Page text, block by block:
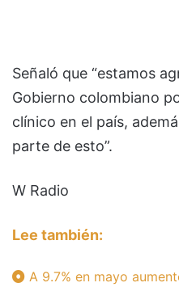
Señaló que “estamos
Gobierno colombiano
clínico en el país,
parte de esto”.
W Radio
Lee también:
A 9.7% en mayo